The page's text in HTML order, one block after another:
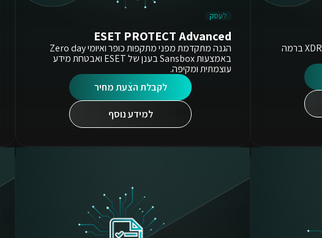
מניעה, זיהוי ותגובה בפתרון אחד המשלב XDR ברמה
לעסק
ESET PROTECT Advanced
הגנה מתקדמת מפני מתקפות כופר ואיומי Zero day
באמצעות Sansbox בענן של ESET ואבטחת מידע
עוצמתית ומקיפה.
לקבלת הצעת מחיר
למידע נוסף